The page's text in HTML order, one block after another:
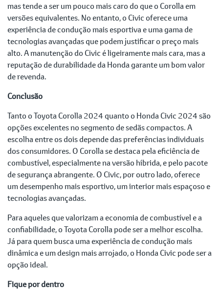
mas tende a ser um pouco mais caro do que o Corolla em
versões equivalentes. No entanto, o Civic oferece uma
experiência de condução mais esportiva e uma gama de
tecnologias avançadas que podem justificar o preço mais
alto. A manutenção do Civic é ligeiramente mais cara, mas a
reputação de durabilidade da Honda garante um bom valor
de revenda.
Conclusão
Tanto o Toyota Corolla 2024 quanto o Honda Civic 2024 são
opções excelentes no segmento de sedãs compactos. A
escolha entre os dois depende das preferências individuais
dos consumidores. O Corolla se destaca pela eficiência de
combustível, especialmente na versão híbrida, e pelo pacote
de segurança abrangente. O Civic, por outro lado, oferece
um desempenho mais esportivo, um interior mais espaçoso e
tecnologias avançadas.
Para aqueles que valorizam a economia de combustível e a
confiabilidade, o Toyota Corolla pode ser a melhor escolha.
Já para quem busca uma experiência de condução mais
dinâmica e um design mais arrojado, o Honda Civic pode ser a
opção ideal.
Fique por dentro